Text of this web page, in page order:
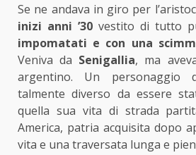
Se ne andava in giro per
inizi anni ’30 vestito di tutto
impomatati e con una
Veniva da Senigallia, ma
argentino. Un personaggio
talmente diverso da essere
quella sua vita di strada
America, patria acquisita dopo
vita e una traversata lunga e